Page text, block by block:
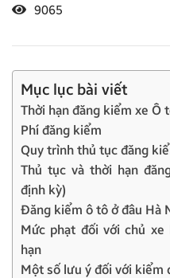
9065
Mục lục bài viết
Thời hạn đăng kiểm xe Ô
Phí đăng kiểm
Quy trình thủ tục đăng
Thủ tục và thời hạn
định kỳ)
Đăng kiểm ô tô ở đâu Hà
Mức phạt đối với chủ
hạn
Một số lưu ý đối với kiểm